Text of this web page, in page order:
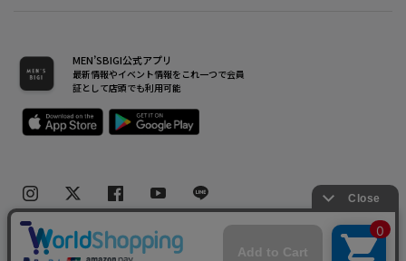
MEN’SBIGI公式アプリ
最新情報やイベント情報をこれ一つで会員
証として店頭でも利用可能
Copyright(C) Bigi Co.,Ltd.All Rights Reserved.